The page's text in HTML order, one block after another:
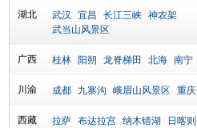
湖北 武汉 宜昌 长江三峡 神农架
武当山风景区
广西 桂林 阳朔 龙脊梯田 北海 南宁
川渝 成都 九寨沟 峨眉山风景区 重庆
西藏 拉萨 布达拉宫 纳木错湖
日喀则